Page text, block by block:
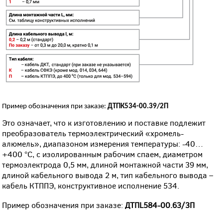
Пример обозначения при заказе:ДТПК534-00.39/2П
Это означает, что к изготовлению и поставке подлежит
преобразователь термоэлектрический «хромель-
алюмель», диапазоном измерения температуры: -40…
+400 °С, с изолированным рабочим спаем, диаметром
термоэлектрода 0,5 мм, длиной монтажной части 39 мм,
длиной кабельного вывода 2 м, тип кабельного вывода –
кабель КТППЭ, конструктивное исполнение 534.
Пример обозначения при заказе:ДТПL584-00.63/3П